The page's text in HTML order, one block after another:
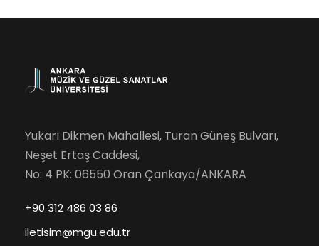
Yukarı Dikmen Mahallesi, Turan Güneş Bulvarı,
Neşet Ertaş Caddesi,
No: 4 PK: 06550 Oran Çankaya/ANKARA
+90 312 486 03 86
iletisim@mgu.edu.tr